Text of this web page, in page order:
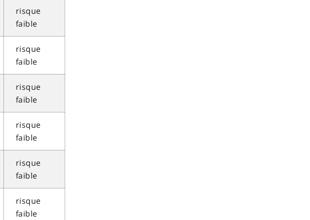
risque
faible
risque
faible
risque
faible
risque
faible
risque
faible
risque
faible